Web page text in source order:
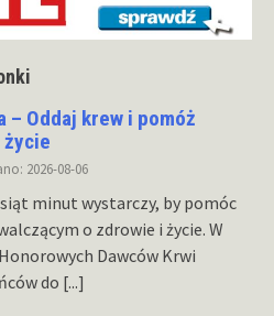
– Oddaj krew i pomóż
życie
2026-08-06
minut wystarczy, by pomóc
o zdrowie i życie. W
Dawców Krwi
do [...]